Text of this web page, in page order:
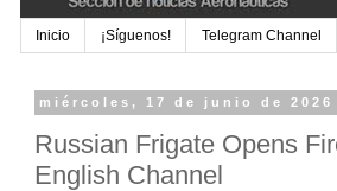
Inicio ¡Síguenos! Telegram Channel
miércoles, 17 de junio de 2026
Russian Frigate Opens
English Channel